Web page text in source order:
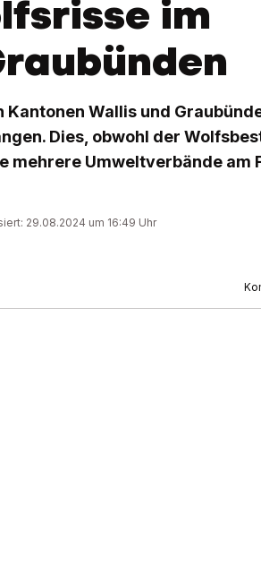
im
Wallis und
Dies, obwohl der
mehrere Umweltverbände am
29.08.2024 um 16:49 Uhr